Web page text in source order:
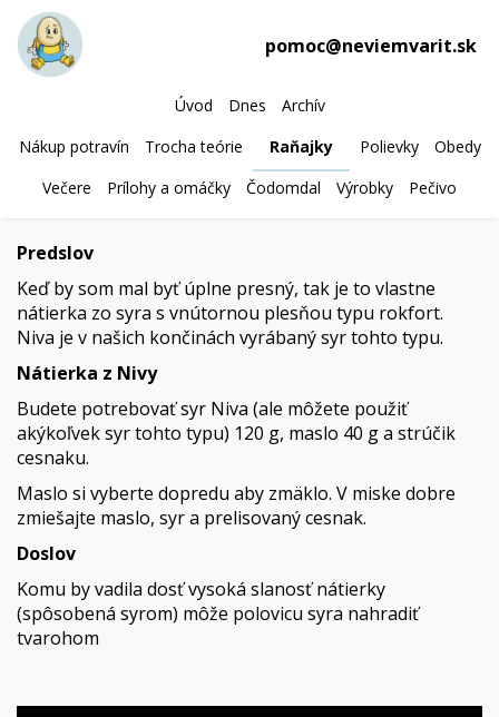
pomoc@neviemvarit.sk
Úvod Dnes
Archív
Nákup potravín
Trocha teórie Raňajky Polievky
Obedy
Večere
Prílohy a omáčky Čodomdal Výrobky Pečivo
Predslov
Keď by som mal byť úplne presný, tak je to vlastne
nátierka zo syra s vnútornou plesňou typu rokfort.
Niva je v našich končinách vyrábaný syr tohto typu.
Nátierka z Nivy
Budete potrebovať syr Niva (ale môžete použiť
akýkoľvek syr tohto typu) 120 g, maslo 40 g a strúčik
cesnaku.
Maslo si vyberte dopredu aby zmäklo. V miske dobre
zmiešajte maslo, syr a prelisovaný cesnak.
Doslov
Komu by vadila dosť vysoká slanosť nátierky
(spôsobená syrom) môže polovicu syra nahradiť
tvarohom